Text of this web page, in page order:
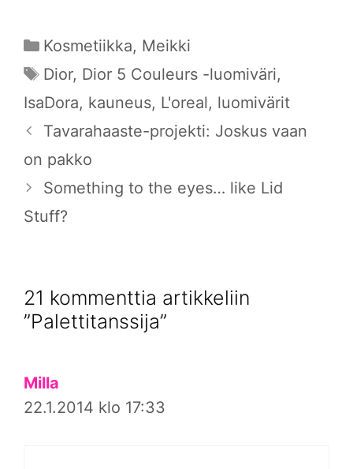
Kategoriat
Kosmetiikka, Meikki
Avainsanat
Dior, Dior 5 Couleurs -luomiväri,
IsaDora, kauneus, L'oreal, luomivärit
Tavarahaaste-projekti: Joskus vaan
on pakko
Something to the eyes… like Lid
Stuff?
21 kommenttia artikkeliin
”Palettitanssija”
Milla
22.1.2014 klo 17:33